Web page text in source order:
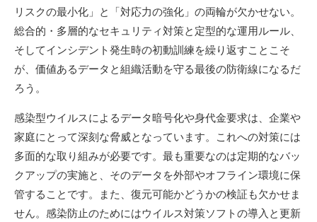
リスクの最小化」と「対応力の強化」の両輪が欠かせない。
総合的・多層的なセキュリティ対策と定型的な運用ルール、
そしてインシデント発生時の初動訓練を繰り返すことこそ
が、価値あるデータと組織活動を守る最後の防衛線になるだ
ろう。
感染型ウイルスによるデータ暗号化や身代金要求は、企業や
家庭にとって深刻な脅威となっています。これへの対策には
多面的な取り組みが必要です。最も重要なのは定期的なバッ
クアップの実施と、そのデータを外部やオフライン環境に保
管することです。また、復元可能かどうかの検証も欠かせま
せん。感染防止のためにはウイルス対策ソフトの導入と更新